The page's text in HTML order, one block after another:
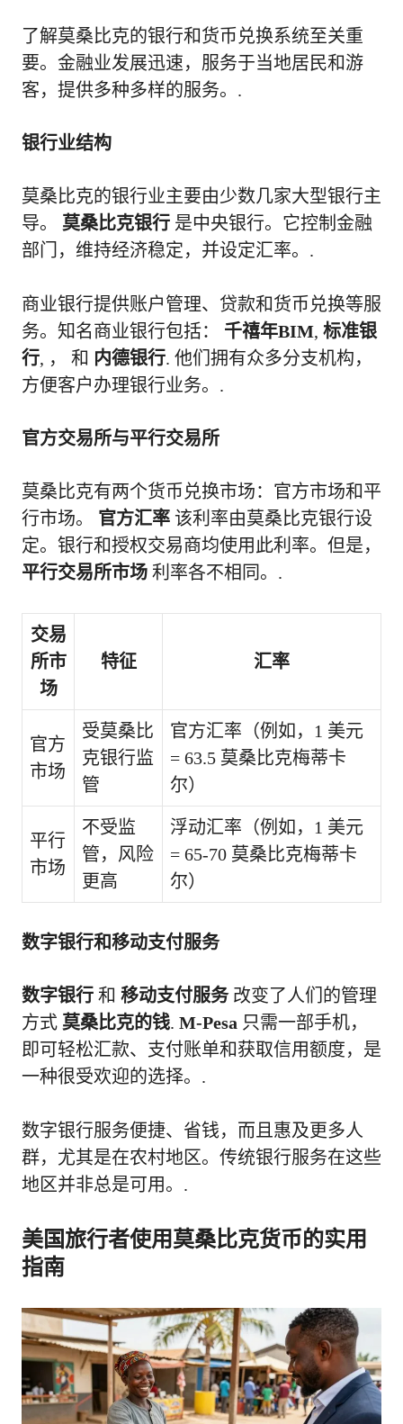
了解莫桑比克的银行和货币兑换系统至关重
要。金融业发展迅速，服务于当地居民和游
客，提供多种多样的服务。.
银行业结构
莫桑比克的银行业主要由少数几家大型银行主
导。 莫桑比克银行 是中央银行。它控制金融
部门，维持经济稳定，并设定汇率。.
商业银行提供账户管理、贷款和货币兑换等服
务。知名商业银行包括： 千禧年BIM, 标准银
行, ， 和 内德银行. 他们拥有众多分支机构，
方便客户办理银行业务。.
官方交易所与平行交易所
莫桑比克有两个货币兑换市场：官方市场和平
行市场。 官方汇率 该利率由莫桑比克银行设
定。银行和授权交易商均使用此利率。但是，
平行交易所市场 利率各不相同。.
交易
所市
场
特征 汇率
官方
市场
受莫桑比
克银行监
管
官方汇率（例如，1 美元
= 63.5 莫桑比克梅蒂卡
尔）
平行
市场
不受监
管，风险
更高
浮动汇率（例如，1 美元
= 65-70 莫桑比克梅蒂卡
尔）
数字银行和移动支付服务
数字银行 和 移动支付服务改变了人们的管理
方式 莫桑比克的钱. M-Pesa 只需一部手机，
即可轻松汇款、支付账单和获取信用额度，是
一种很受欢迎的选择。.
数字银行服务便捷、省钱，而且惠及更多人
群，尤其是在农村地区。传统银行服务在这些
地区并非总是可用。.
美国旅行者使用莫桑比克货币的实用
指南